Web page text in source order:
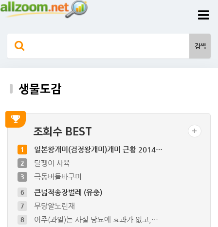
생물도감
조회수 BEST
6 큰넓적송장벌레 (유충)
7 무당알노린재
8 여주(과일)는 사실 당뇨에 효과가 없고,…
1 일본왕개미(검정왕개미)개미 근황 2014…
2 달팽이 사육
3 극동버들바구미